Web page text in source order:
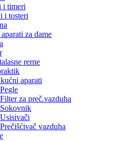
i timeri
i tosteri
za dame
rerne
aparati
Pegle
Filter za preč.vazduha
Sokovnik
Usisivači
Prečišćivač vazduha